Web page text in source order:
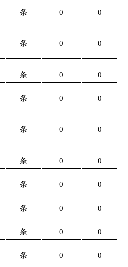
条 0 0
条 0 0
条 0 0
条 0 0
条 0 0
条 0 0
条 0 0
条 0 0
条 0 0
条 0 0